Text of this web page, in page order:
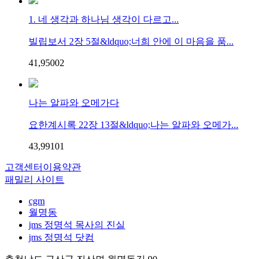
1. 네 생각과 하나님 생각이 다르고...
빌립보서 2장 5절&ldquo;너희 안에 이 마음을 품...
41,95002
나는 알파와 오메가다
요한계시록 22장 13절&ldquo;나는 알파와 오메가...
43,99101
고객센터 이용약관
패밀리 사이트
cgm
월명동
jms 정명석 목사의 진실
jms 정명석 닷컴